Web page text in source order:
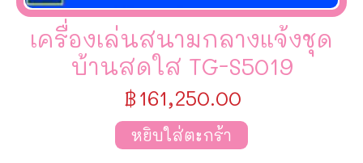
เครื่องเล่นสนามกลางแจ้งชุด
บ้านสดใส TG-S5019
฿161,250.00
หยิบใส่ตะกร้า